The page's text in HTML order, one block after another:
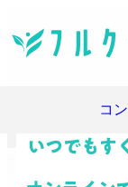
コ
いつでもす